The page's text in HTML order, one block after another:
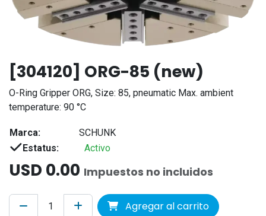
[304120] ORG-85 (new)
O-Ring Gripper ORG, Size: 85, pneumatic Max. ambient
temperature: 90 °C
Marca:
SCHUNK
Estatus:
Activo
USD 0.00 Impuestos no incluidos
Agregar al carrito